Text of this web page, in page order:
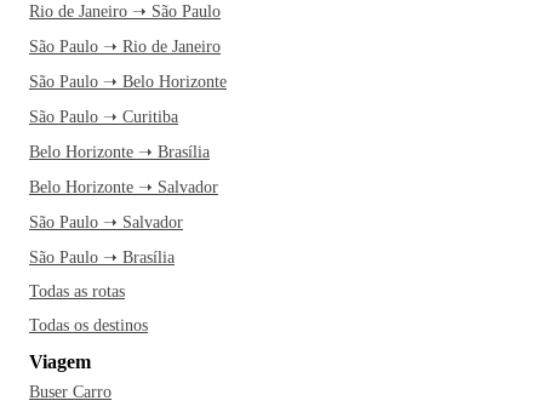
Rio de Janeiro ➝ São Paulo
São Paulo ➝ Rio de Janeiro
São Paulo ➝ Belo Horizonte
São Paulo ➝ Curitiba
Belo Horizonte ➝ Brasília
Belo Horizonte ➝ Salvador
São Paulo ➝ Salvador
São Paulo ➝ Brasília
Todas as rotas
Todas os destinos
Viagem
Buser Carro